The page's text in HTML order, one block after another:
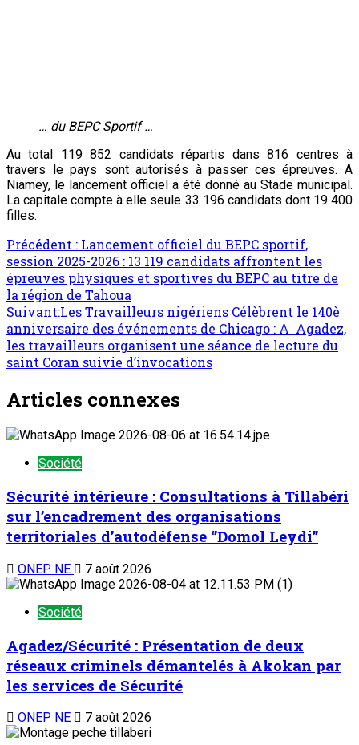
… du BEPC Sportif …
Au total 119 852 candidats répartis dans 816 centres à
travers le pays sont autorisés à passer ces épreuves. A
Niamey, le lancement officiel a été donné au Stade municipal.
La capitale compte à elle seule 33 196 candidats dont 19 400
filles.
Précédent : Lancement officiel du BEPC sportif,
session 2025-2026 : 13 119 candidats affrontent les
épreuves physiques et sportives du BEPC au titre de
la région de Tahoua
Suivant:Les Travailleurs nigériens Célèbrent le 140è
anniversaire des événements de Chicago : A Agadez,
les travailleurs organisent une séance de lecture du
saint Coran suivie d’invocations
Articles connexes
Société
Sécurité intérieure : Consultations à Tillabéri
sur l’encadrement des organisations
territoriales d’autodéfense ‘’Domol Leydi’’
ONEP NE 7 août 2026
Société
Agadez/Sécurité : Présentation de deux
réseaux criminels démantelés à Akokan par
les services de Sécurité
ONEP NE 7 août 2026